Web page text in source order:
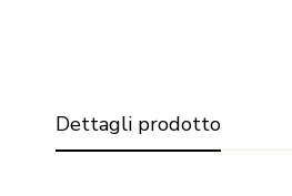
Dettagli prodotto